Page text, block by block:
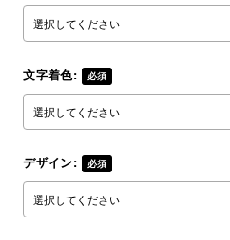
文字着色: 必須
デザイン: 必須